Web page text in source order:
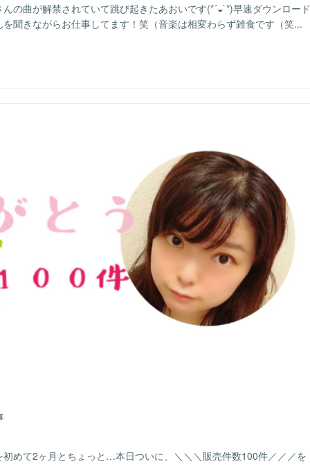
の曲が解禁されていて跳び起きたあおいです(*´◒`*)早速ダウンロード
聞きながらお仕事してます！笑（音楽は相変わらず雑食です（笑...
めて2ヶ月とちょっと…本日ついに、＼＼＼販売件数100件／／／を